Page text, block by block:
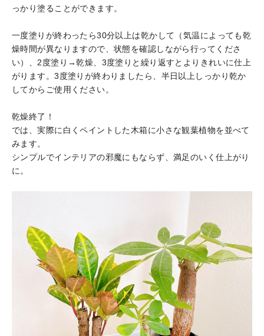
っかり塗ることができます。
一度塗りが終わったら30分以上は乾かして（気温によっても乾
燥時間が異なりますので、状態を確認しながら行ってくださ
い）、2度塗り→乾燥、3度塗りと繰り返すとよりきれいに仕上
がります。3度塗りが終わりましたら、半日以上しっかり乾か
してからご使用ください。
乾燥終了！
では、実際に白くペイントした木箱に小さな観葉植物を並べて
みます。
シンプルでインテリアの邪魔にもならず、満足のいく仕上がり
に。